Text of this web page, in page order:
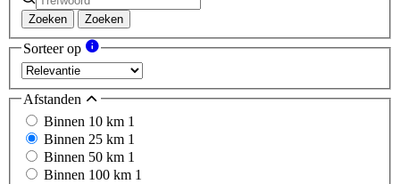
Zoeken Zoeken
Sorteer op
Afstanden
Binnen 10 km 1
Binnen 25 km 1
Binnen 50 km 1
Binnen 100 km 1